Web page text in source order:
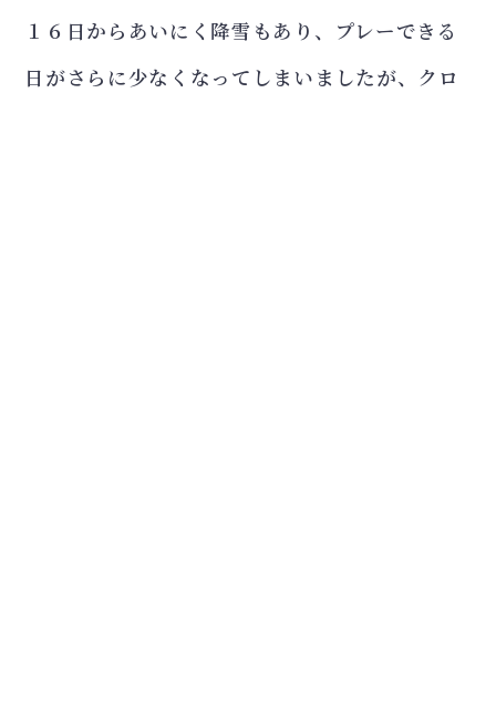
１６日からあいにく降雪もあり、プレーできる
日がさらに少なくなってしまいましたが、クロ